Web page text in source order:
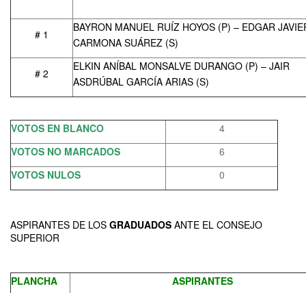
# 1
BAYRON MANUEL RUÍZ HOYOS (P) – EDGAR
CARMONA SUÁREZ (S)
# 2
ELKIN ANÍBAL MONSALVE DURANGO (P) – JAIR
ASDRÚBAL GARCÍA ARIAS (S)
VOTOS EN BLANCO
4
VOTOS NO MARCADOS
6
VOTOS NULOS
0
ASPIRANTES DE LOS GRADUADOS ANTE EL CONSEJO
SUPERIOR
PLANCHA ASPIRANTES